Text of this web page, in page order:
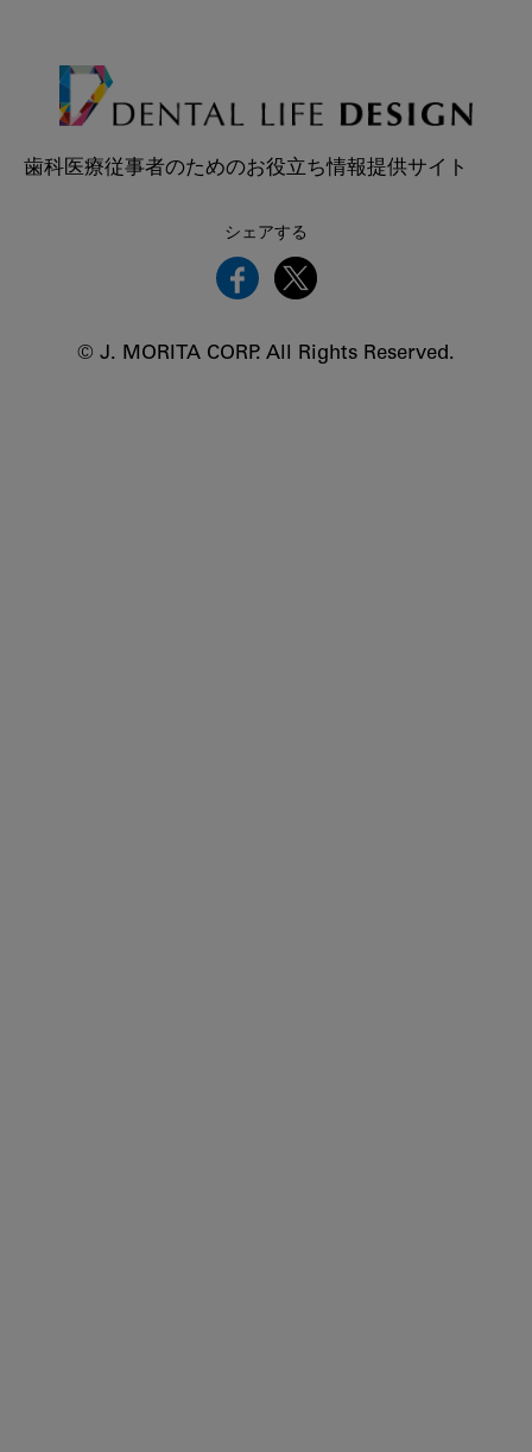
歯科医療従事者のためのお役立ち情報提供サイト
シェアする
© J. MORITA CORP. All Rights Reserved.